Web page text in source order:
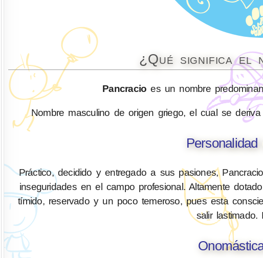
¿Qué significa el
Pancracio es un nombre
Nombre masculino de origen griego, el cual se
Práctico, decidido y entregado a sus pasiones,
inseguridades en el campo profesional. Altamente
tímido, reservado y un poco temeroso, pues esta
salir lastimado.